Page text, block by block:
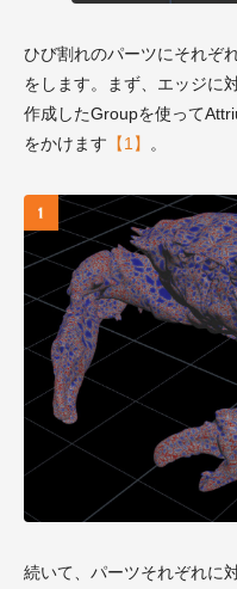
ひび割れのパーツにそれぞ
をします。まず、エッジに
作成したGroupを使って
をかけます 【1】 。
続いて、パーツそれぞれに